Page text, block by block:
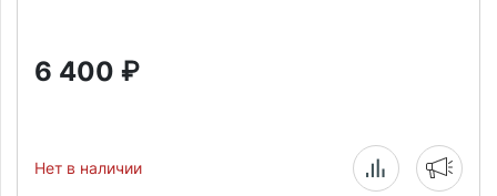
6 400 ₽
Нет в наличии